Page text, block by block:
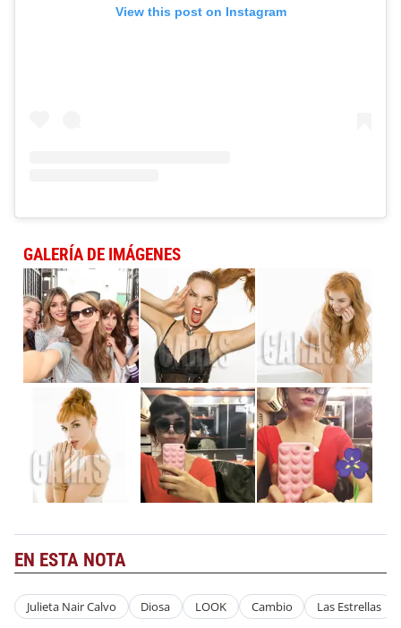
View this post on Instagram
GALERÍA DE IMÁGENES
EN ESTA NOTA
Julieta Nair Calvo Diosa LOOK Cambio Las Estrellas